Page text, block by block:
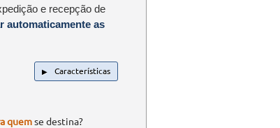
e recepção de
automaticamente as
▶ Características
quemse destina?